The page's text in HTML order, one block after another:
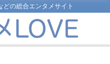
どの総合エンタメサイト